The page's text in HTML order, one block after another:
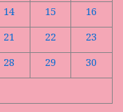
14 15
16
21 22
23
28 29
30